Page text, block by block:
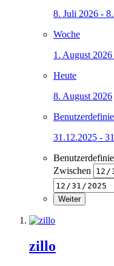
8. Juli 2026 -
Woche
1. August
Heute
8. August 2026
31.12.2025 -
Zwischen
Weiter
zillo